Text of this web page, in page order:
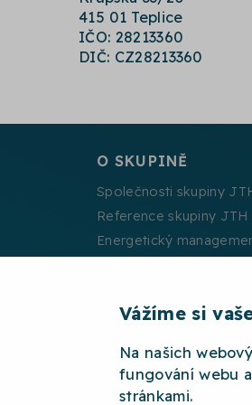
Vážíme si
Na našich
fungování webu
stránkami.
415 01 Teplice
IČO: 28213360
DIČ: CZ28213360
O SKUPINĚ
Společnosti skupiny
Reference skupiny JTH
Energetický
2026 © JTH